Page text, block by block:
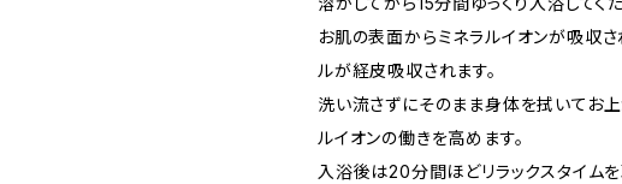
お肌の表面からミネラルイオンが吸収
ルが経皮吸収されます。
洗い流さずにそのまま身体を拭いてお上
ルイオンの働きを高めます。
入浴後は20分間ほどリラックスタイムを